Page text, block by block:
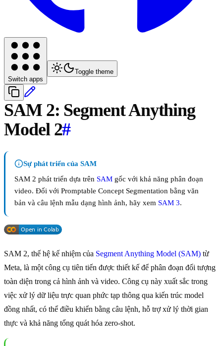
Switch apps
Toggle theme
SAM 2: Segment Anything
Model 2#
Sự phát triển của SAM
SAM 2 phát triển dựa trên SAM gốc với khả năng phân đoạn
video. Đối với Promptable Concept Segmentation bằng văn
bản và câu lệnh mẫu dạng hình ảnh, hãy xem SAM 3.
SAM 2, thế hệ kế nhiệm của Segment Anything Model (SAM) từ
Meta, là một công cụ tiên tiến được thiết kế để phân đoạn đối tượng
toàn diện trong cả hình ảnh và video. Công cụ này xuất sắc trong
việc xử lý dữ liệu trực quan phức tạp thông qua kiến trúc model
đồng nhất, có thể điều khiển bằng câu lệnh, hỗ trợ xử lý thời gian
thực và khả năng tổng quát hóa zero-shot.